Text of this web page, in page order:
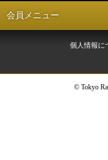
会員メニュー
個人情報に
© Tokyo